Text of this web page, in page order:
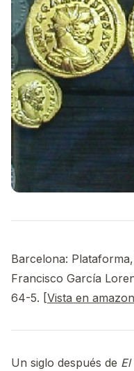
Barcelona:
Francisco García
64-5. [Vista en
Un siglo después de